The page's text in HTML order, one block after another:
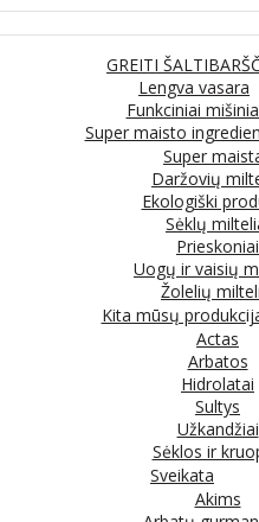
GREITI
Lengva vasara
Funkciniai
Super maisto
Super
Daržovių
Ekologiški
Sėklų
Prieskoniai
Uogų ir vaisių
Žolelių
Kita mūsų
Actas
Arbatos
Hidrolatai
Sultys
Užkandžiai
Sėklos ir
Sveikata
Akims